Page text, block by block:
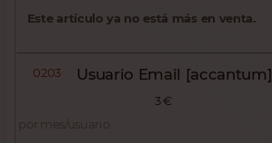
Este artículo ya no está más en venta.
0203 Usuario Email [accantum]
3 €
por mes/usuario